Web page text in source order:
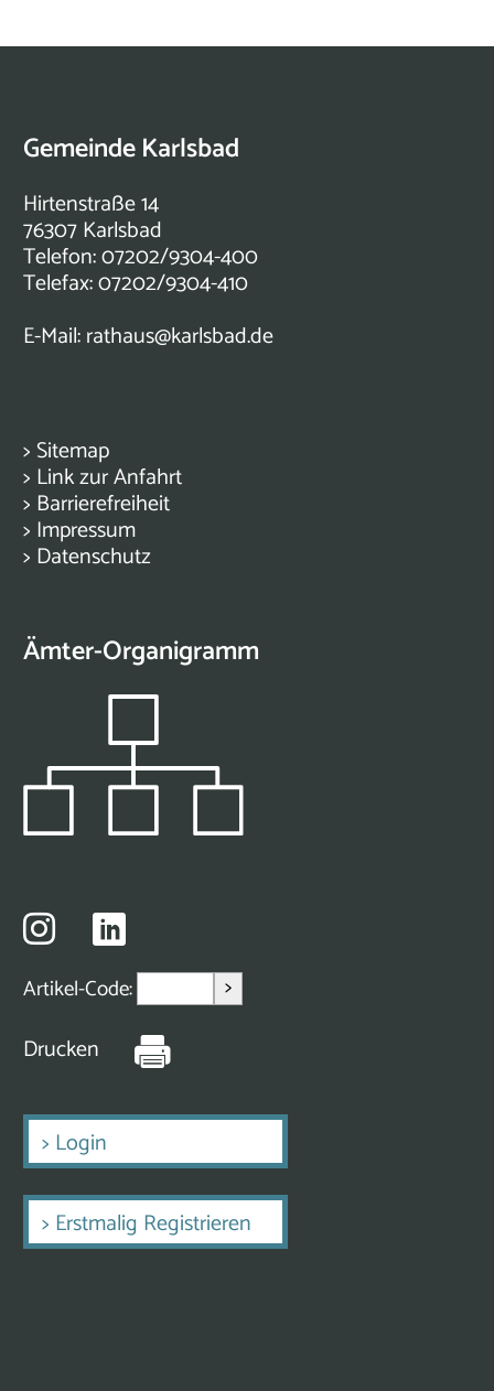
Gemeinde Karlsbad
Hirtenstraße 14
76307 Karlsbad
Telefon: 07202/9304-400
Telefax: 07202/9304-410
E-Mail:rathaus@karlsbad.de
> Sitemap
> Link zur Anfahrt
> Barrierefreiheit
> Impressum
> Datenschutz
Ämter-Organigramm
Artikel-Code: >
Drucken
> Login
> Erstmalig Registrieren